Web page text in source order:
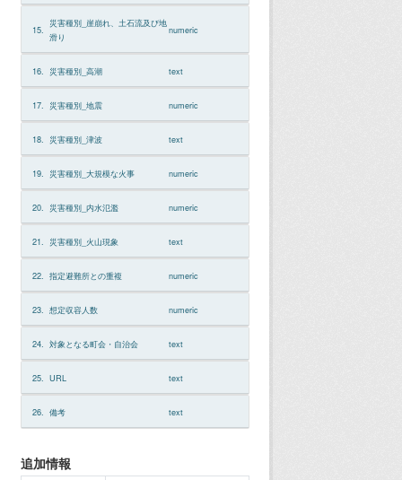
15.
災害種別_崖崩れ、土石流及び地
滑り
numeric
16. 災害種別_高潮 text
17. 災害種別_地震 numeric
18. 災害種別_津波 text
19. 災害種別_大規模な火事 numeric
20. 災害種別_内水氾濫 numeric
21. 災害種別_火山現象 text
22. 指定避難所との重複 numeric
23. 想定収容人数 numeric
24. 対象となる町会・自治会 text
25. URL text
26. 備考 text
追加情報